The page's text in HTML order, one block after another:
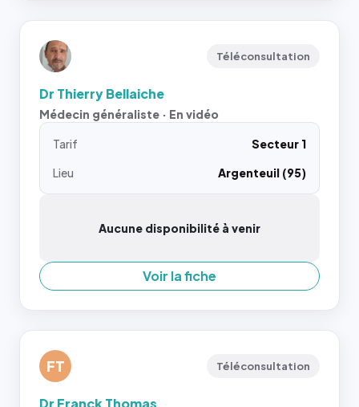
Téléconsultation
Dr Thierry Bellaiche
Médecin généraliste · En vidéo
Tarif
Secteur 1
Lieu
Argenteuil (95)
Aucune disponibilité à venir
Voir la fiche
FT Téléconsultation
Dr Franck Thomas